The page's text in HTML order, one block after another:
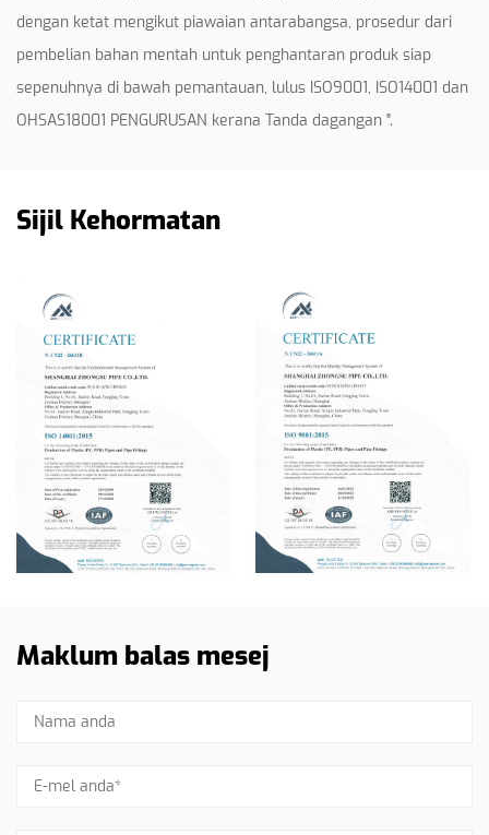
dengan ketat mengikut piawaian antarabangsa, prosedur dari
pembelian bahan mentah untuk penghantaran produk siap
sepenuhnya di bawah pemantauan, lulus ISO9001, ISO14001 dan
OHSAS18001 PENGURUSAN kerana Tanda dagangan ".
Sijil Kehormatan
Maklum balas mesej